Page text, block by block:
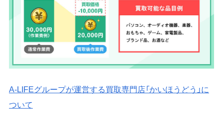
A-LIFEグループが運営する買取専門店「かいほうどう」に
ついて